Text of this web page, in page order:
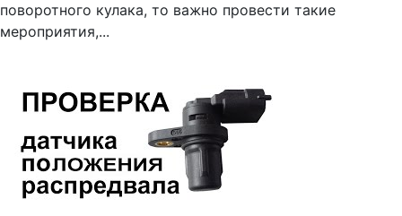
поворотного кулака, то важно провести такие
мероприятия,...